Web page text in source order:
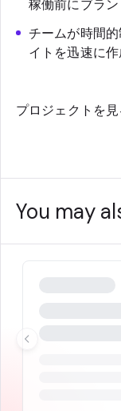
稼働前にブラン
チームが時間
イトを迅速に
プロジェクトを見
You may